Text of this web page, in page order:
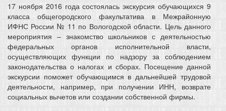
17 ноября 2016 года состоялась экскурсия обучающихся 9
класса общегородского факультатива в Межрайонную
ИФНС России № 11 по Вологодской области. Цель данного
мероприятия – знакомство школьников с деятельностью
федеральных органов исполнительной власти,
осуществляющих функции по надзору за соблюдением
законодательства о налогах и сборах. Посещение данной
экскурсии поможет обучающимся в дальнейшей трудовой
деятельности, например, при получении ИНН, возврате
социальных вычетов или создании собственной фирмы.